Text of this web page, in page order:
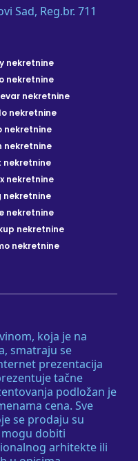
koja je na
smatraju se
prezentacija
tačne
podložan je
cena. Sve
se prodaju su
mogu dobiti
arhitekte ili
Sad, Reg.br. 711
nekretnine
nekretnine
nekretnine
nekretnine
nekretnine
nekretnine
nekretnine
nekretnine
nekretnine
nekretnine
nekretnine
nekretnine